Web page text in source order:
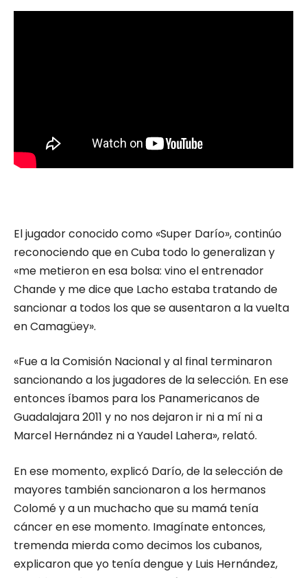
El jugador conocido como «Super Darío», continúo
reconociendo que en Cuba todo lo generalizan y
«me metieron en esa bolsa: vino el entrenador
Chande y me dice que Lacho estaba tratando de
sancionar a todos los que se ausentaron a la vuelta
en Camagüey».
«Fue a la Comisión Nacional y al final terminaron
sancionando a los jugadores de la selección. En ese
entonces íbamos para los Panamericanos de
Guadalajara 2011 y no nos dejaron ir ni a mí ni a
Marcel Hernández ni a Yaudel Lahera», relató.
En ese momento, explicó Darío, de la selección de
mayores también sancionaron a los hermanos
Colomé y a un muchacho que su mamá tenía
cáncer en ese momento. Imagínate entonces,
tremenda mierda como decimos los cubanos,
explicaron que yo tenía dengue y Luis Hernández,